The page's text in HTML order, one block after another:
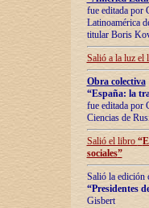
fue editada por
Latinoamérica
titular Boris
Salió a la luz el
Obra colectiva
“España: la
fue editada por
Ciencias de
Salió el libro “
sociales”
Salió la edición
“Presidentes
Gisbert